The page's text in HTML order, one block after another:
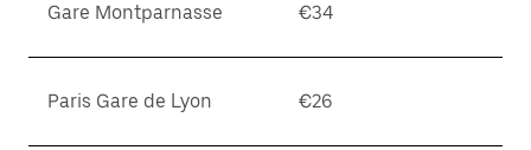
Gare Montparnasse €34
Paris Gare de Lyon €26